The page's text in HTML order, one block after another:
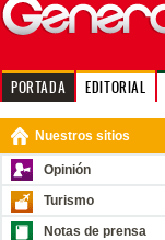
PORTADA EDITORIAL
Nuestros sitios
Opinión
Turismo
Notas de prensa